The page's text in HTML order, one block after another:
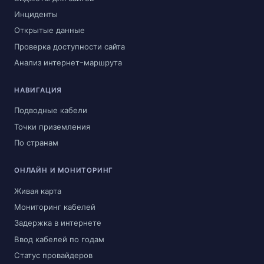
Инциденты
Открытые данные
Проверка доступности сайта
Анализ интернет-маршрута
НАВИГАЦИЯ
Подводные кабели
Точки приземления
По странам
ОНЛАЙН И МОНИТОРИНГ
Живая карта
Мониторинг кабелей
Задержка в интернете
Ввод кабелей по годам
Статус провайдеров